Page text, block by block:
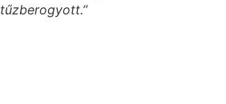
tűzberogyott.”